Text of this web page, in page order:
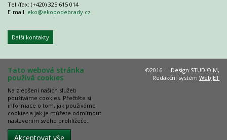
Tel./fax: (+420) 325 615 014
E-mail: eko@ekopodebrady.cz
Další kontakty
Tato webová stránka
používá cookies
Na zlepšení našich služeb
používáme cookies. Přečtěte si
informace o tom, jak používáme
cookies a jak je můžete odmítnout
nastavením svého prohlížeče.
Akceptovat vše
©2016 — Design STUDIO M,
Redakční systém WebJET